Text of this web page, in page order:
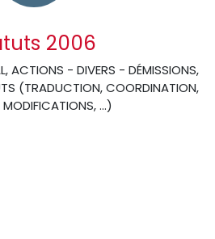
2006
ACTIONS - DIVERS - DÉMISSIONS,
(TRADUCTION, COORDINATION,
MODIFICATIONS, …)